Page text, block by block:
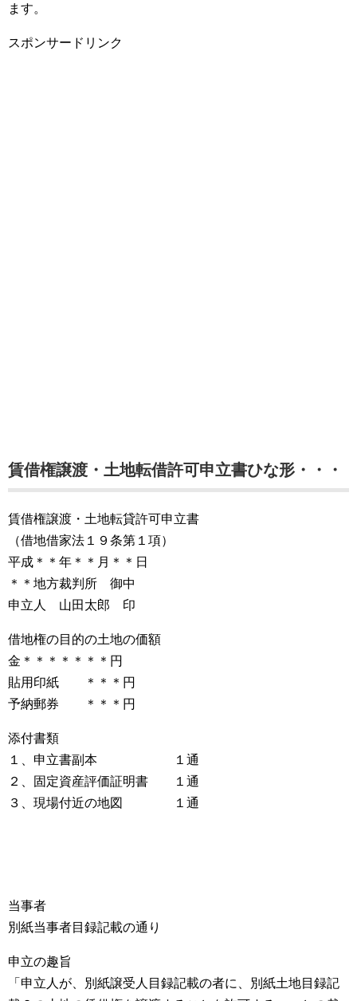
ます。
スポンサードリンク
賃借権譲渡・土地転借許可申立書ひな形・・・
賃借権譲渡・土地転貸許可申立書
（借地借家法１９条第１項）
平成＊＊年＊＊月＊＊日
＊＊地方裁判所 御中
申立人 山田太郎 印
借地権の目的の土地の価額
金＊＊＊＊＊＊＊円
貼用印紙 ＊＊＊円
予納郵券 ＊＊＊円
添付書類
１、申立書副本 １通
２、固定資産評価証明書 １通
３、現場付近の地図 １通
当事者
別紙当事者目録記載の通り
申立の趣旨
「申立人が、別紙譲受人目録記載の者に、別紙土地目録記